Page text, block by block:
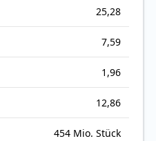
25,28
7,59
1,96
12,86
454 Mio. Stück